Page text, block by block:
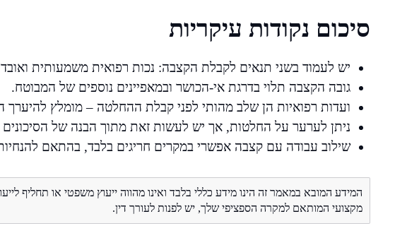
סיכום נקודות עיקריות
יש לעמוד בשני תנאים לקבלת הקצבה: נכות רפואית משמעותית
גובה הקצבה תלוי בדרגת אי-הכושר ובמאפיינים נוספים של המבוטח.
ועדות רפואיות הן שלב מהותי לפני קבלת ההחלטה – מומלץ להיערך
ניתן לערער על החלטות, אך יש לעשות זאת מתוך הבנה של הסיכונים
שילוב עבודה עם קצבה אפשרי במקרים חריגים בלבד, בהתאם
המידע המובא במאמר זה הינו מידע כללי בלבד ואינו מהווה ייעוץ משפטי או תחליף
מקצועי המותאם למקרה הספציפי שלך, יש לפנות לעורך דין.